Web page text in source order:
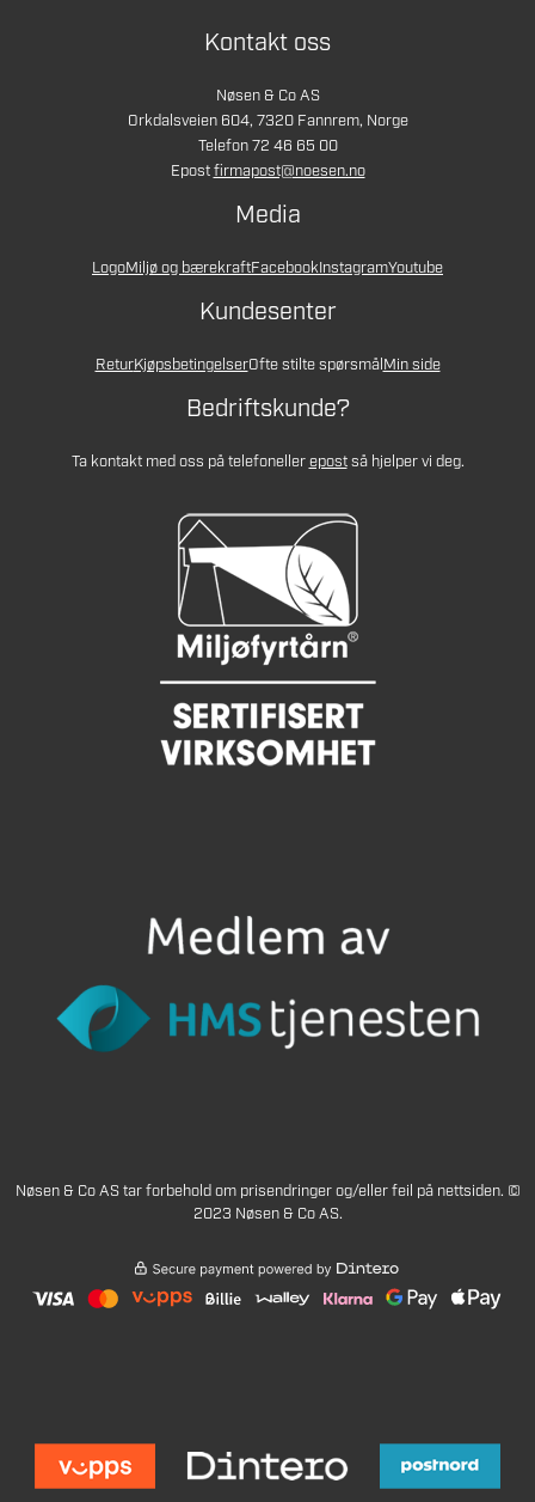
Kontakt oss
Nøsen & Co AS
Orkdalsveien 604, 7320 Fannrem, Norge
Telefon 72 46 65 00
Epostfirmapost@noesen.no
Media
LogoMiljø og bærekraftFacebookInstagramYoutube
Kundesenter
ReturKjøpsbetingelserOfte stilte spørsmålMin side
Bedriftskunde?
Ta kontakt med oss på telefonellerepostså hjelper vi deg.
Nøsen & Co AS tar forbehold om prisendringer og/eller feil på nettsiden. ©
2023 Nøsen & Co AS.